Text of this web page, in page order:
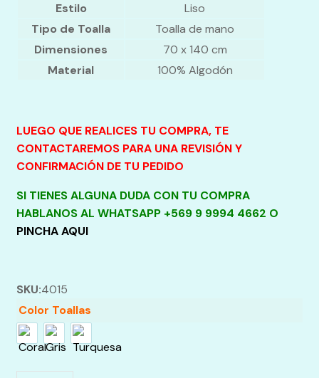
Estilo
Liso
Tipo de Toalla
Toalla de mano
Dimensiones
70 x 140 cm
Material
100% Algodón
LUEGO QUE REALICES TU COMPRA, TE
CONTACTAREMOS PARA UNA REVISIÓN Y
CONFIRMACIÓN DE TU PEDIDO
SI TIENES ALGUNA DUDA CON TU COMPRA
HABLANOS AL WHATSAPP +569 9 9994 4662 O
PINCHA AQUI
SKU:4015
Color Toallas